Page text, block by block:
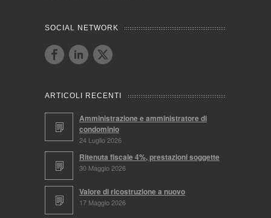
SOCIAL NETWORK
ARTICOLI RECENTI
Amministrazione e amministratore di
condominio
24 Luglio 2026
Ritenuta fiscale 4%, prestazioni soggette
30 Maggio 2026
Valore di ricostruzione a nuovo
17 Maggio 2026